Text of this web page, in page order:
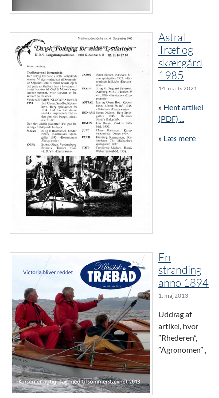
Astral -
Træf og
skærgård
1985
14. marts 2021
» Hent artikel
(PDF) ...
» Læs mere
En
stranding
anno 1894
1. maj 2013
Uddrag af
artikel, hvor
”Rhederen”,
”Agronomen” ,